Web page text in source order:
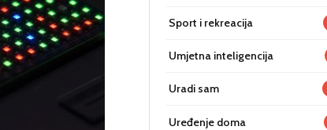
Sport i rekreacija
Umjetna inteligencija
Uradi sam
Uređenje doma